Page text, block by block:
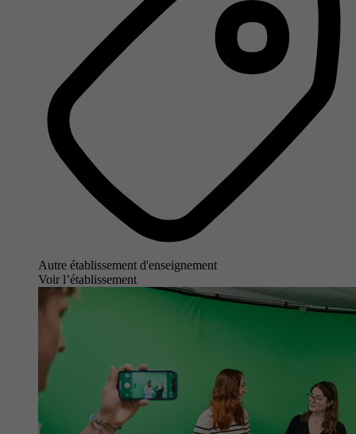
Autre établissement d'enseignement
Voir l’établissement